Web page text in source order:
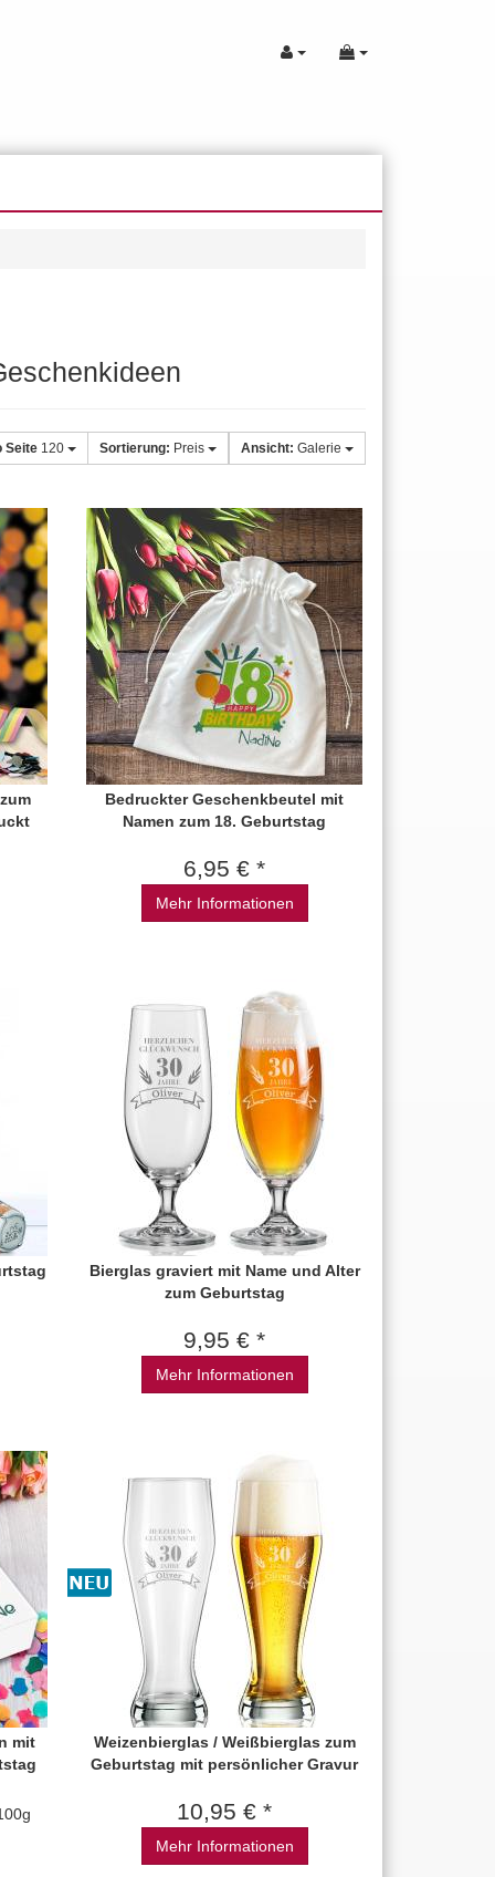
Ansicht: Galerie
Sortierung: Preis
Seite 120
Bedruckter Geschenkbeutel mit
Namen zum 18. Geburtstag
6,95 € *
Mehr Informationen
Bierglas graviert mit Name und Alter
zum Geburtstag
9,95 € *
Mehr Informationen
mit
Weizenbierglas / Weißbierglas zum
Geburtstag mit persönlicher Gravur
10,95 € *
Mehr Informationen